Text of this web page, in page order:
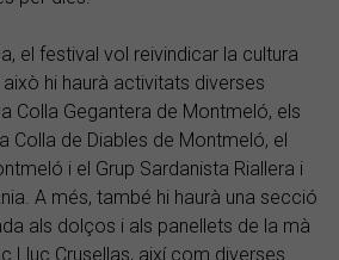
el festival vol reivindicar la cultura
hi haurà activitats diverses
Colla Gegantera de Montmeló, els
Colla de Diables de Montmeló, el
i el Grup Sardanista Riallera i
A més, també hi haurà una secció
als dolços i als panellets de la mà
Lluc Crusellas, així com diverses